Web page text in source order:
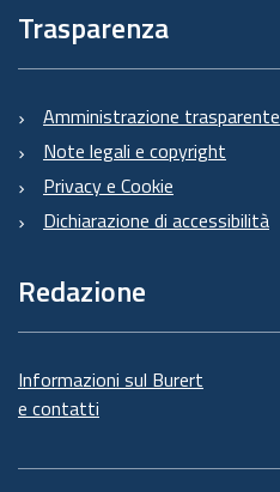
Trasparenza
Amministrazione trasparente
Note legali e copyright
Privacy e Cookie
Dichiarazione di accessibilità
Redazione
Informazioni sul Burert
e contatti